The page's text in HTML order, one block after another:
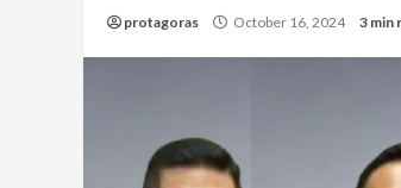
protagoras October 16, 2024 3 min